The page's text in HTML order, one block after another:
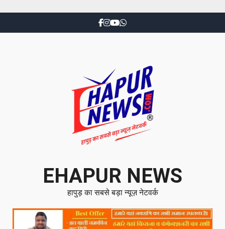
EHAPUR NEWS
हापुड़ का सबसे बड़ा न्यूज़ नेटवर्क